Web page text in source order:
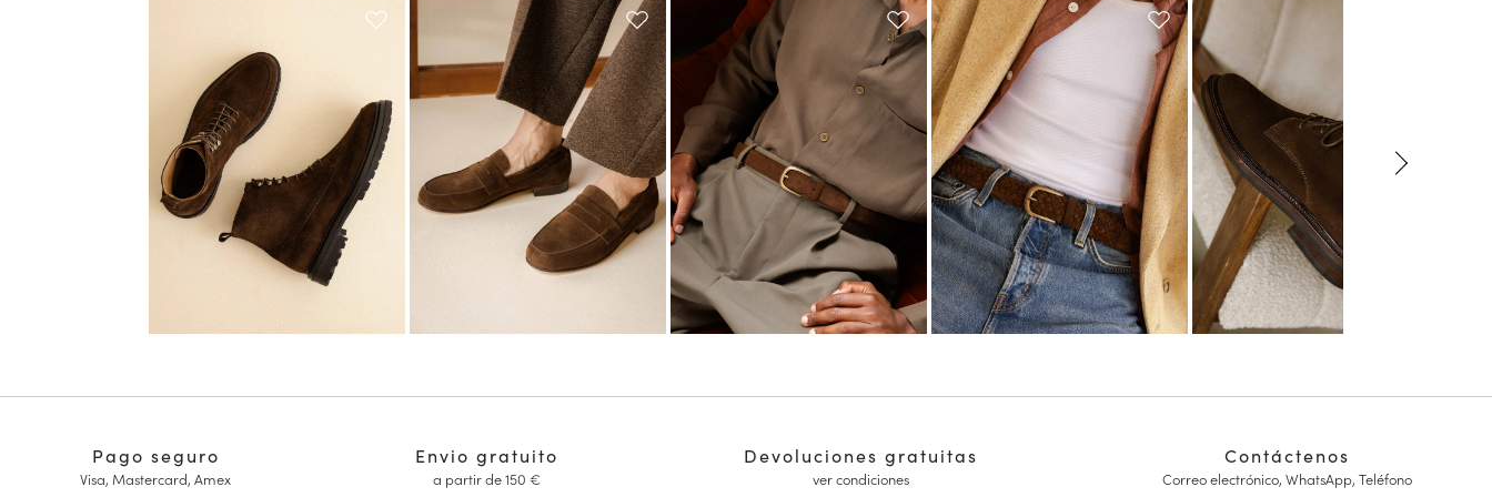
Envio gratuito
a partir de 150 €
Devoluciones gratuitas
ver condiciones
Pago seguro
Visa, Mastercard, Amex
Contáctenos
Correo electrónico, WhatsApp, Teléfono